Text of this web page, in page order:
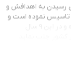
کرده و برای رسیدن به اهدافش و
تاسیس نموده است و
کشور جلب نماید